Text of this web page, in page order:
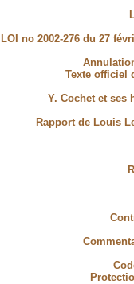
LOI no 2002-276 du 27
Texte officiel
Y. Cochet et ses
Rapport de Louis